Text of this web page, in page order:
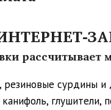
рассчитывает
резиновые сурдины